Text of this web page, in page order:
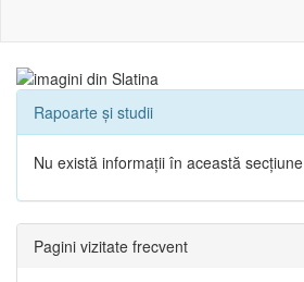
Rapoarte și studii
Nu există informații în această secțiune
Pagini vizitate frecvent